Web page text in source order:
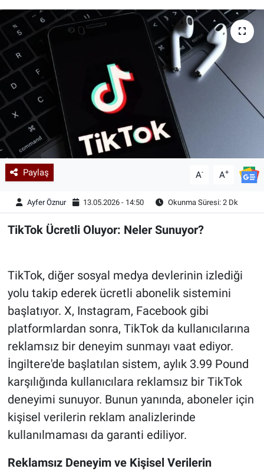
Paylaş A- A+
Ayfer Öznur 13.05.2026 - 14:50 Okunma Süresi: 2 Dk
TikTok Ücretli Oluyor: Neler Sunuyor?
TikTok, diğer sosyal medya devlerinin izlediği
yolu takip ederek ücretli abonelik sistemini
başlatıyor. X, Instagram, Facebook gibi
platformlardan sonra, TikTok da kullanıcılarına
reklamsız bir deneyim sunmayı vaat ediyor.
İngiltere'de başlatılan sistem, aylık 3.99 Pound
karşılığında kullanıcılara reklamsız bir TikTok
deneyimi sunuyor. Bunun yanında, aboneler için
kişisel verilerin reklam analizlerinde
kullanılmaması da garanti ediliyor.
Reklamsız Deneyim ve Kişisel Verilerin
Yazarlar
Astroloji-Rüya